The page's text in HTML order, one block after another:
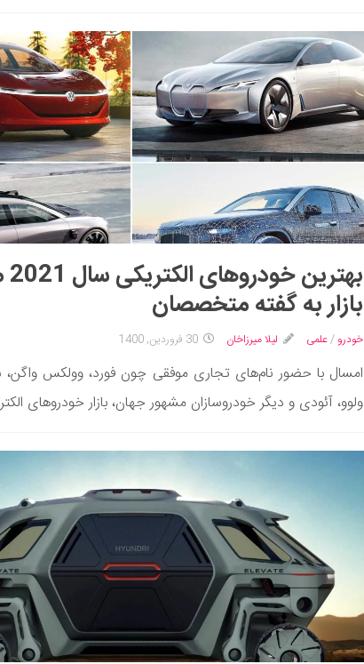
بازار به گفته متخصصان
خودرو /علمی لیلا میرزاخان 30 فروردین, 1400
امسال با حضور نام‌های تجاری موفقی چون فورد، وولکس واگن،
ولوو، آئودی و دیگر خودروسازان مشهور جهان، بازار خودروهای